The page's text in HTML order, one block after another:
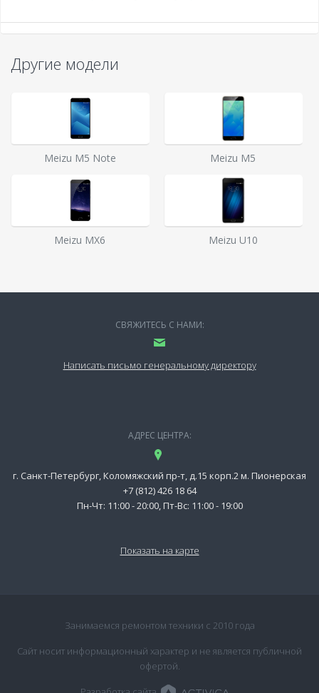
Другие модели
Meizu M5 Note Meizu M5
Meizu MX6 Meizu U10
СВЯЖИТЕСЬ С НАМИ:
Написать письмо генеральному директору
АДРЕС ЦЕНТРА:
г. Санкт-Петербург, Коломяжский пр-т, д.15 корп.2 м. Пионерская
+7 (812) 426 18 64
Пн-Чт: 11:00 - 20:00, Пт-Вс: 11:00 - 19:00
Показать на карте
Занимаемся ремонтом техники с 2010 года
Сайт носит информационный характер и не является публичной
офертой.